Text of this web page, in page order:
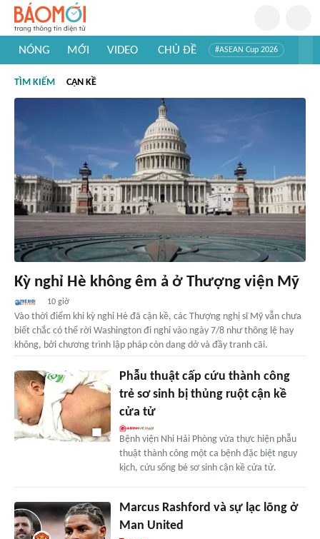
NÓNG MỚI VIDEO CHỦ ĐỀ #ASEAN Cup 2026
#Khám phá thế giới
TÌM KIẾM CẬN KỀ
Kỳ nghỉ Hè không êm ả ở Thượng viện Mỹ
10 giờ
Vào thời điểm khi kỳ nghỉ Hè đã cận kề, các Thượng nghị sĩ Mỹ vẫn chưa
biết chắc có thể rời Washington đi nghỉ vào ngày 7/8 như thông lệ hay
không, bởi chương trình lập pháp còn dang dở và đầy tranh cãi.
Phẫu thuật cấp cứu thành công
trẻ sơ sinh bị thủng ruột cận kề
cửa tử
Bệnh viện Nhi Hải Phòng vừa thực hiện phẫu
thuật thành công một ca bệnh đặc biệt nguy
kịch, cứu sống bé sơ sinh cận kề cửa tử.
Marcus Rashford và sự lạc lõng ở
Man United